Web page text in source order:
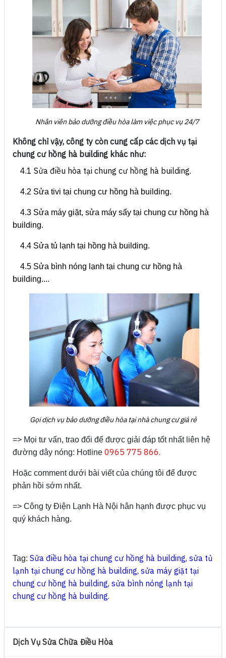
Nhân viên bảo dưỡng điều hòa làm việc phục vụ 24/7
Không chỉ vậy, công ty còn cung cấp các dịch vụ tại
chung cư hồng hà building khác như:
4.1 Sửa điều hòa tại chung cư hồng hà building.
4.2 Sửa tivi tại chung cư hồng hà building.
4.3 Sửa máy giặt, sửa máy sấy tại chung cư hồng hà
building.
4.4 Sửa tủ lạnh tại hồng hà building.
4.5 Sửa bình nóng lạnh tại chung cư hồng hà
building....
Gọi dịch vụ bảo dưỡng điều hòa tại nhà chung cư giá rẻ
=> Mọi tư vấn, trao đổi để được giải đáp tốt nhất liên hệ
đường dây nóng: Hotline 0965 775 866.
Hoặc comment dưới bài viết của chúng tôi để được
phản hồi sớm nhất.
=> Công ty Điện Lạnh Hà Nội hân hạnh được phục vụ
quý khách hàng.
Tag: Sửa điều hòa tại chung cư hồng hà building, sửa tủ
lạnh tại chung cư hồng hà building, sửa máy giặt tại
chung cư hồng hà building, sửa bình nóng lạnh tại
chung cư hồng hà building.
Dịch Vụ Sửa Chữa Điều Hòa